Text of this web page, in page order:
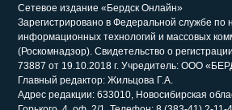
Сетевое издание «Бердск Онлайн»
Зарегистрировано в Федеральной службе по
информационных технологий и массовых
(Роскомнадзор). Свидетельство о
73887 от 19.10.2018 г. Учредитель: ООО
Главный редактор: Жильцова Г.А.
Адрес редакции: 633010, Новосибирская